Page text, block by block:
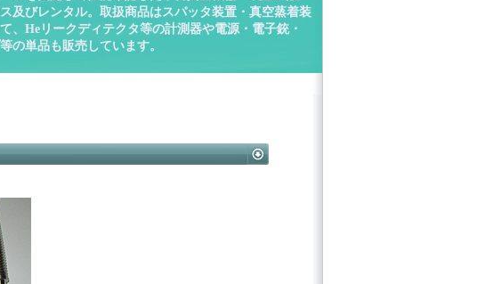
及びレンタル。取扱商品はスパッタ装置・真空蒸着装
、Heリークディテクタ等の計測器や電源・電子銃・
の単品も販売しています。